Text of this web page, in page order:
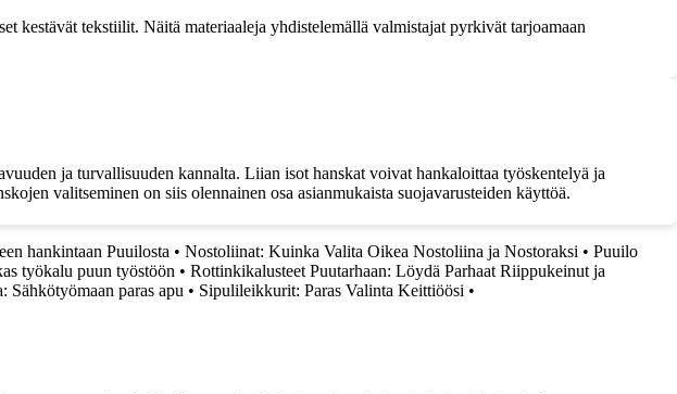
kestävät tekstiilit. Näitä materiaaleja yhdistelemällä valmistajat pyrkivät tarjoamaan
ja turvallisuuden kannalta. Liian isot hanskat voivat hankaloittaa työskentelyä ja
valitseminen on siis olennainen osa asianmukaista suojavarusteiden käyttöä.
hankintaan Puuilosta • Nostoliinat: Kuinka Valita Oikea Nostoliina ja Nostoraksi • Puuilo
työkalu puun työstöön • Rottinkikalusteet Puutarhaan: Löydä Parhaat Riippukeinut ja
Sähkötyömaan paras apu • Sipulileikkurit: Paras Valinta Keittiöösi •